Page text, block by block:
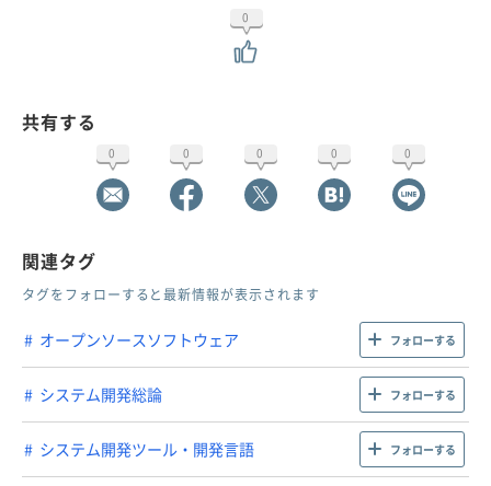
0
共有する
0 0 0 0 0
関連タグ
タグをフォローすると最新情報が表示されます
オープンソースソフトウェア フォローする
システム開発総論 フォローする
システム開発ツール・開発言語 フォローする